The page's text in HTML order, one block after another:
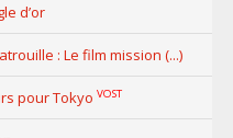
d’or
: Le film mission (...)
pour Tokyo VOST